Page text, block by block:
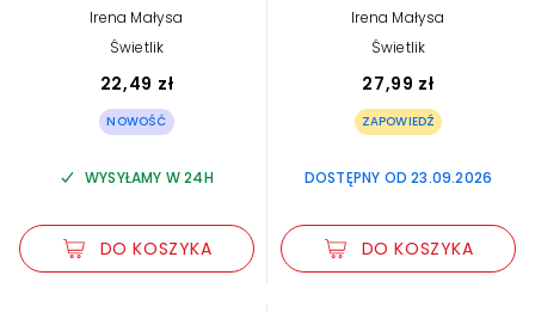
Irena Małysa
Świetlik
22,49 zł
NOWOŚĆ
WYSYŁAMY W 24H
DO KOSZYKA
Irena Małysa
Świetlik
27,99 zł
ZAPOWIEDŹ
DOSTĘPNY OD 23.09.2026
DO KOSZYKA